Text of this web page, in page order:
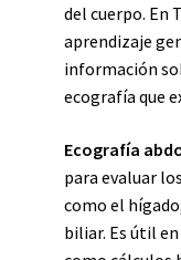
del cuerpo. En
aprendizaje
información
ecografía que
Ecografía
para evaluar
como el
biliar. Es útil